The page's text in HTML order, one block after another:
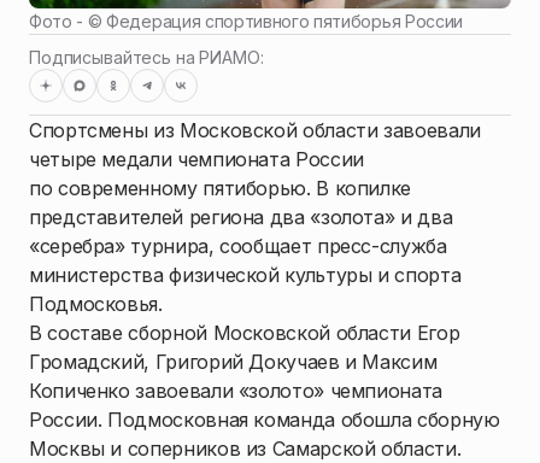
Фото - ©Федерация спортивного пятиборья России
Подписывайтесь на РИАМО:
Спортсмены из Московской области завоевали
четыре медали чемпионата России
по современному пятиборью. В копилке
представителей региона два «золота» и два
«серебра» турнира, сообщает пресс-служба
министерства физической культуры и спорта
Подмосковья.
В составе сборной Московской области Егор
Громадский, Григорий Докучаев и Максим
Копиченко завоевали «золото» чемпионата
России. Подмосковная команда обошла сборную
Москвы и соперников из Самарской области.